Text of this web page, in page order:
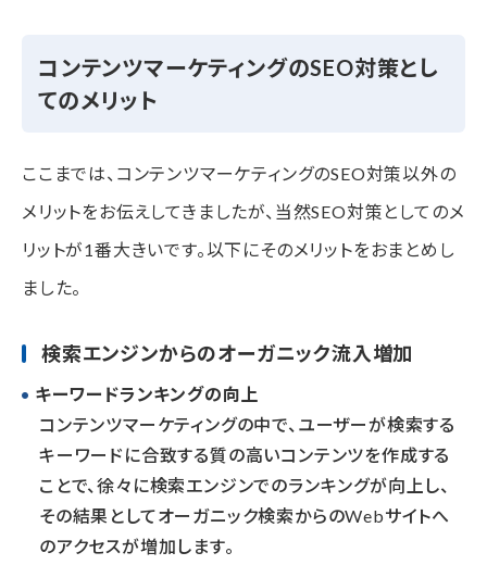
コンテンツマーケティングのSEO対策とし
てのメリット
ここまでは、コンテンツマーケティングのSEO対策以外の
メリットをお伝えしてきましたが、当然SEO対策としてのメ
リットが1番大きいです。以下にそのメリットをおまとめし
ました。
検索エンジンからのオーガニック流入増加
キーワードランキングの向上
コンテンツマーケティングの中で、ユーザーが検索する
キーワードに合致する質の高いコンテンツを作成する
ことで、徐々に検索エンジンでのランキングが向上し、
その結果としてオーガニック検索からのWebサイトへ
のアクセスが増加します。